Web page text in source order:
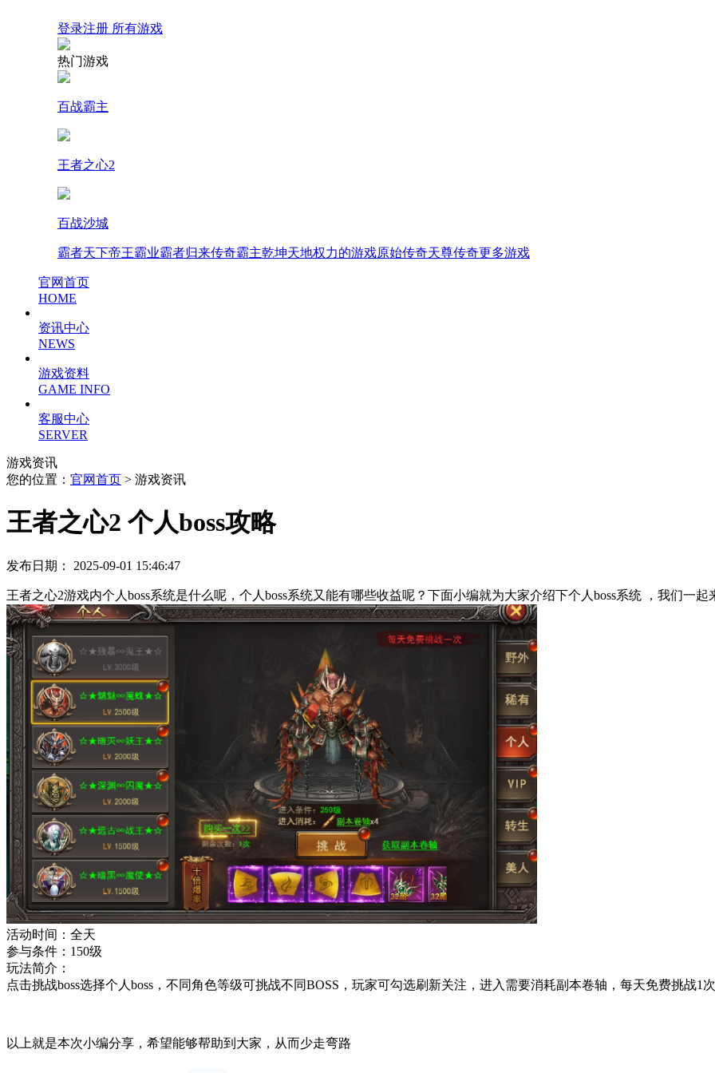
登录注册 所有游戏
热门游戏
百战霸主
王者之心2
百战沙城
霸者天下帝王霸业霸者归来传奇霸主乾坤天地权力的游戏原始传奇天尊传奇更多游戏
官网首页
HOME
资讯中心
NEWS
游戏资料
GAME INFO
客服中心
SERVER
游戏资讯
您的位置： 官网首页 > 游戏资讯
王者之心2 个人boss攻略
发布日期： 2025-09-01 15:46:47
王者之心2游戏内个人boss系统是什么呢，个人boss系统又能有哪些收益呢？下面小编就为大家介绍下个人boss系统 ，我们一起
活动时间：全天
参与条件：150级
玩法简介：
点击挑战boss选择个人boss，不同角色等级可挑战不同BOSS，玩家可勾选刷新关注，进入需要消耗副本卷轴，每天免费挑战
以上就是本次小编分享，希望能够帮助到大家，从而少走弯路